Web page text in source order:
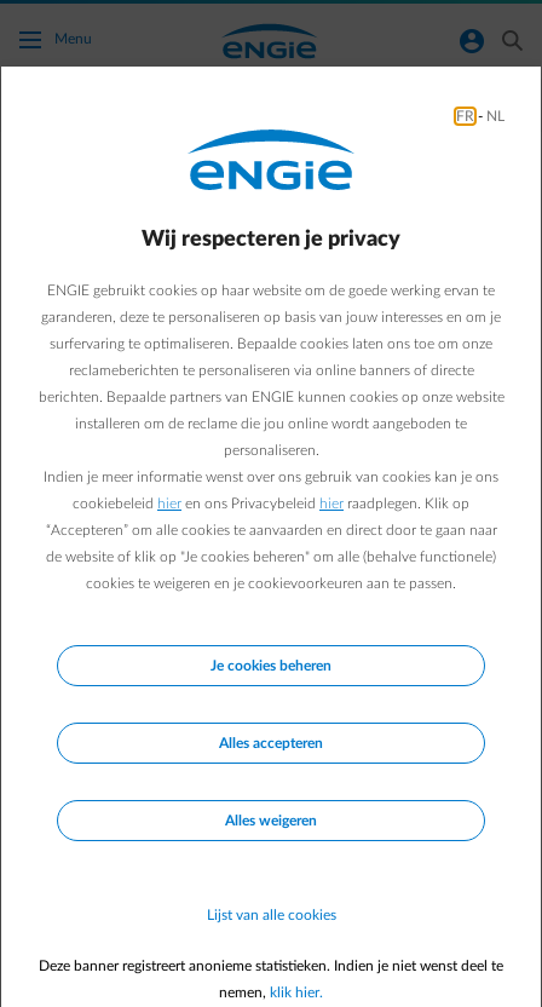
Ga naar de hoofdinhoud
Menu normal-account-circle search
Thuis laden
Thuis je elektrische wagen opladen is
Met de juiste oplossing haal je het maximale uit
elke laadbeurt, afgestemd op jouw verbruik en
levensstijl.
Laadpaal voor je zaak
FR - NL
Wij respecteren je privacy
ENGIE gebruikt cookies op haar website om de goede werking ervan te
garanderen, deze te personaliseren op basis van jouw interesses en om je
surfervaring te optimaliseren. Bepaalde cookies laten ons toe om onze
reclameberichten te personaliseren via online banners of directe
berichten. Bepaalde partners van ENGIE kunnen cookies op onze website
installeren om de reclame die jou online wordt aangeboden te
personaliseren.
Indien je meer informatie wenst over ons gebruik van cookies kan je ons
cookiebeleid hier en ons Privacybeleid hier raadplegen. Klik op
“Accepteren” om alle cookies te aanvaarden en direct door te gaan naar
de website of klik op "Je cookies beheren" om alle (behalve functionele)
cookies te weigeren en je cookievoorkeuren aan te passen.
Je cookies beheren
Alles accepteren
Alles weigeren
Lijst van alle cookies
Deze banner registreert anonieme statistieken. Indien je niet wenst deel te
nemen, klik hier.